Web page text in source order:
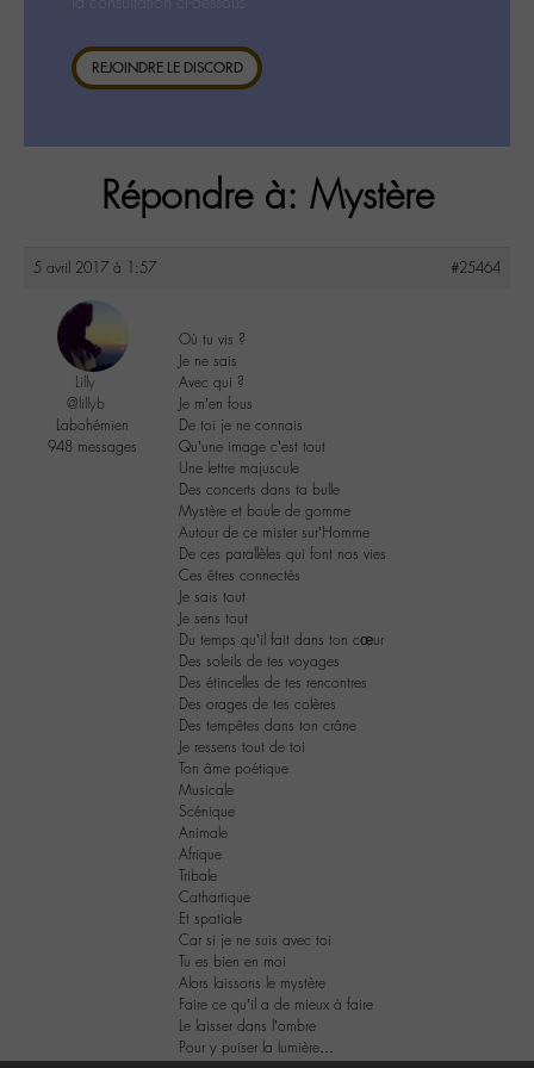
REJOINDRE LE DISCORD
Répondre à: Mystère
5 avril 2017 à 1:57 #25464
Lilly
@lillyb
Labohémien
948 messages
Où tu vis ?
Je ne sais
Avec qui ?
Je m’en fous
De toi je ne connais
Qu’une image c’est tout
Une lettre majuscule
Des concerts dans ta bulle
Mystère et boule de gomme
Autour de ce mister sur’Homme
De ces parallèles qui font nos vies
Ces êtres connectés
Je sais tout
Je sens tout
Du temps qu’il fait dans ton cœur
Des soleils de tes voyages
Des étincelles de tes rencontres
Des orages de tes colères
Des tempêtes dans ton crâne
Je ressens tout de toi
Ton âme poétique
Musicale
Scénique
Animale
Afrique
Tribale
Cathartique
Et spatiale
Car si je ne suis avec toi
Tu es bien en moi
Alors laissons le mystère
Faire ce qu’il a de mieux à faire
Le laisser dans l’ombre
Pour y puiser la lumière…